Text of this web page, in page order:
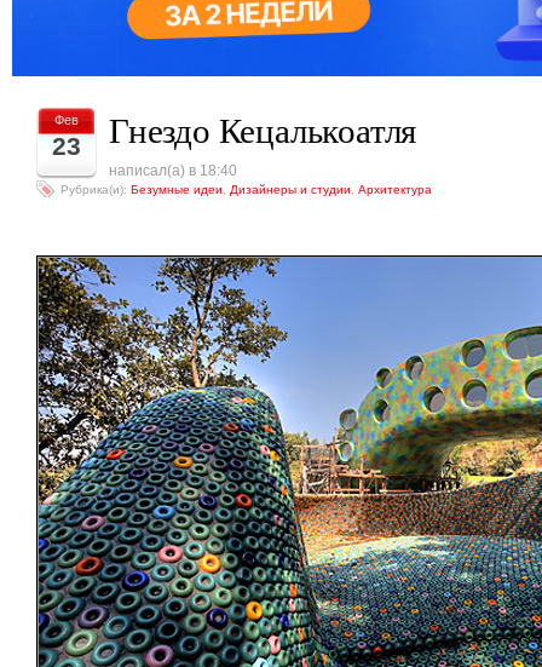
Фев
23 Гнездо Кецалькоатля
написал(а) в 18:40
Рубрика(и): Безумные идеи Дизайнеры и студии Архитектура